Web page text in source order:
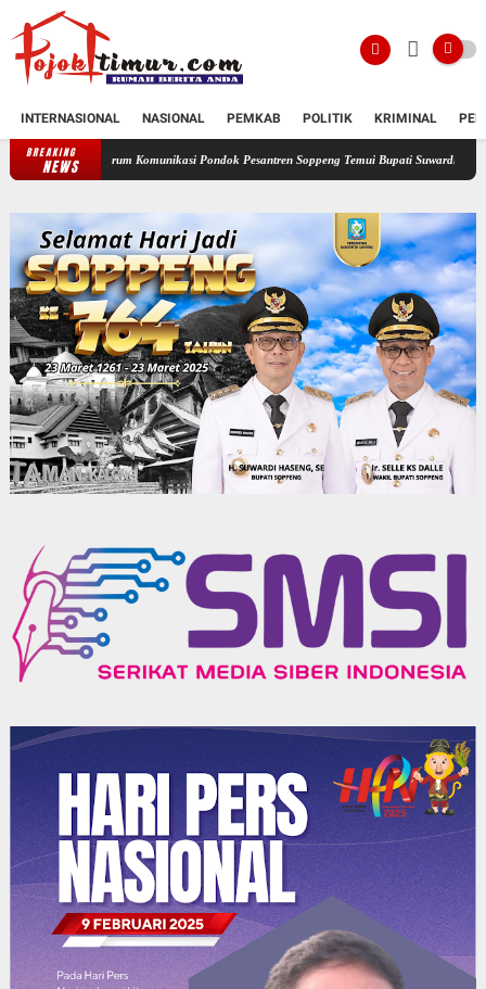
INTERNASIONAL NASIONAL PEMKAB POLITIK KRIMINAL
BREAKING
NEWS
Komunikasi Pondok Pesantren Soppeng Temui Bupati Suwardi Haseng Serahkan